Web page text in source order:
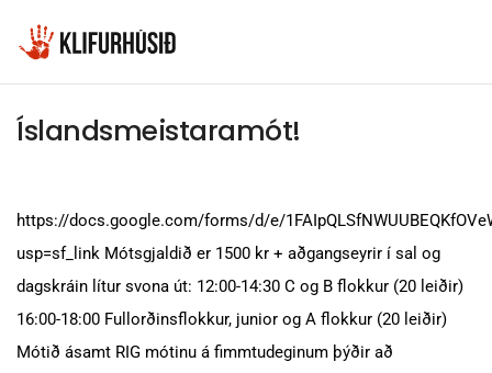
Íslandsmeistaramót!
https://docs.google.com/forms/d/e/
usp=sf_link Mótsgjaldið er 1500 kr + aðgangseyrir í sal og
dagskráin lítur svona út: 12:00-14:30 C og B flokkur (20 leiðir)
16:00-18:00 Fullorðinsflokkur, junior og A flokkur (20 leiðir)
Mótið ásamt RIG mótinu á fimmtudeginum þýðir að